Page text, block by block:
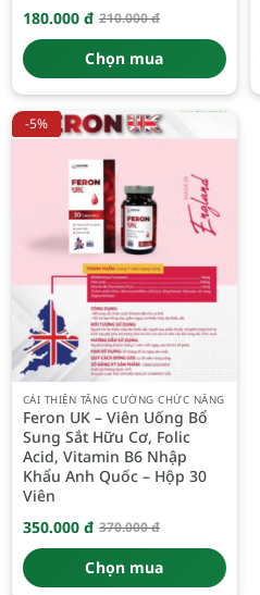
210.000đ
Giá
gốc
là:
210.000 đ.
180.000 đ
Giá
hiện
tại
là:
180.000 đ.
Chọn mua
-5%
CẢI THIỆN TĂNG CƯỜNG CHỨC NĂNG
Feron UK – Viên Uống Bổ
Sung Sắt Hữu Cơ, Folic
Acid, Vitamin B6 Nhập
Khẩu Anh Quốc – Hộp 30
Viên
370.000đ
Giá
gốc
là:
370.000 đ.
350.000 đ
Giá
hiện
tại
là:
350.000 đ.
Chọn mua